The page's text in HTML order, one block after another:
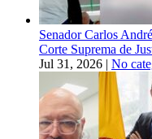
Senador Carlos
Corte Suprema de
Jul 31, 2026 | No